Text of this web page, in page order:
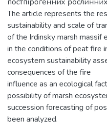
The article represents the
sustainability and scale of
of the Irdinsky marsh massif
in the conditions of peat fire
ecosystem sustainability
consequences of the fire
influence as an ecological
possibility of marsh
succession forecasting of
been analyzed.